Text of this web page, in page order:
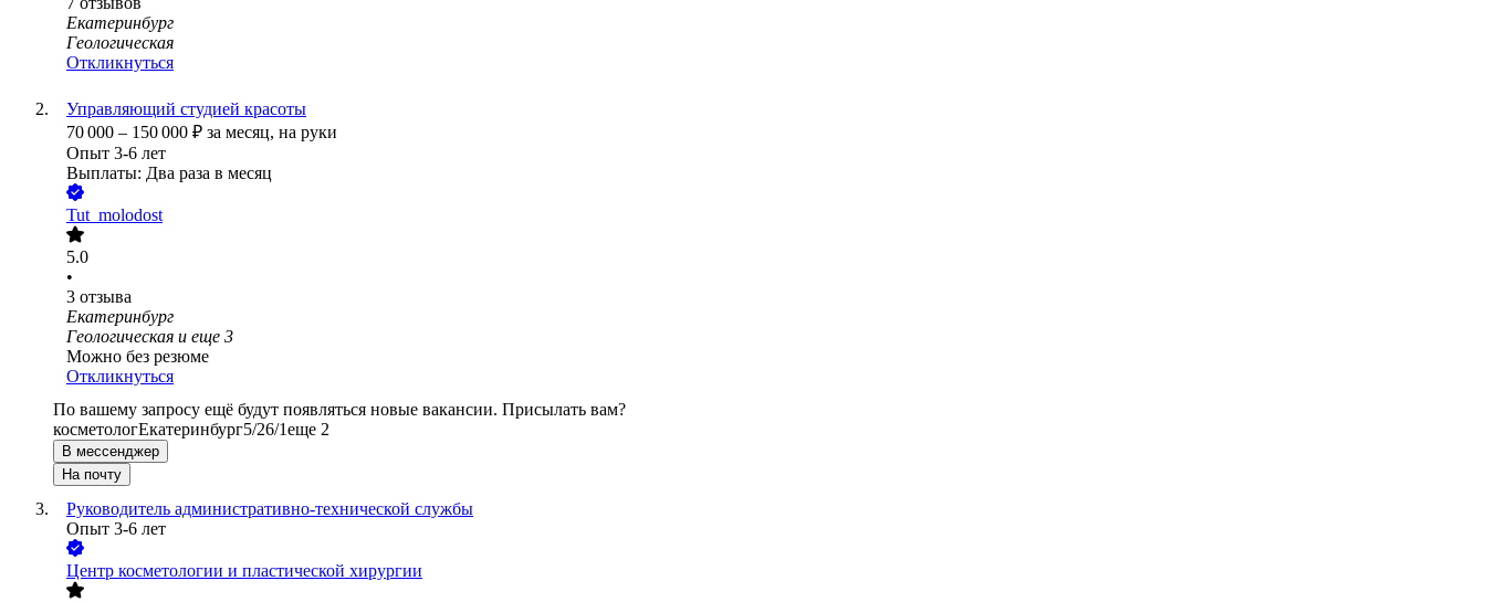
Екатеринбург
Геологическая
Откликнуться
Управляющий студией красоты
70 000 – 150 000 ₽ за месяц, на руки
Опыт 3-6 лет
Выплаты: Два раза в месяц
Tut_molodost
5.0
•
3 отзыва
Екатеринбург
Геологическая и еще 3
Можно без резюме
Откликнуться
По вашему запросу ещё будут появляться новые вакансии. Присылать вам?
косметологЕкатеринбург5/26/1еще 2
В мессенджер
На почту
Руководитель административно-технической службы
Опыт 3-6 лет
Центр косметологии и пластической хирургии